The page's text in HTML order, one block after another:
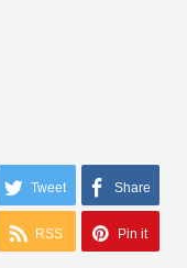
Tweet Share
RSS Pin it